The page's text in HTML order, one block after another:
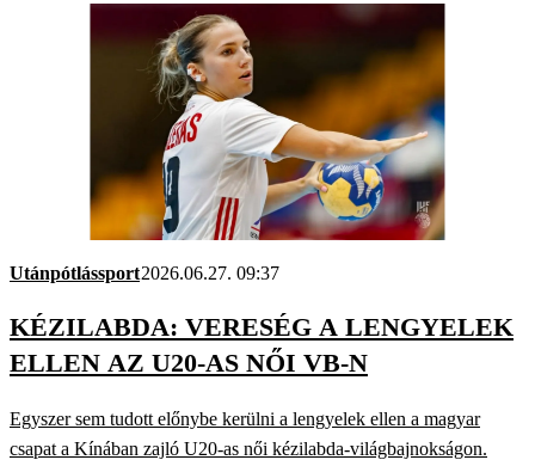
Utánpótlássport2026.06.27. 09:37
KÉZILABDA: VERESÉG A LENGYELEK
ELLEN AZ U20-AS NŐI VB-N
Egyszer sem tudott előnybe kerülni a lengyelek ellen a magyar
csapat a Kínában zajló U20-as női kézilabda-világbajnokságon.